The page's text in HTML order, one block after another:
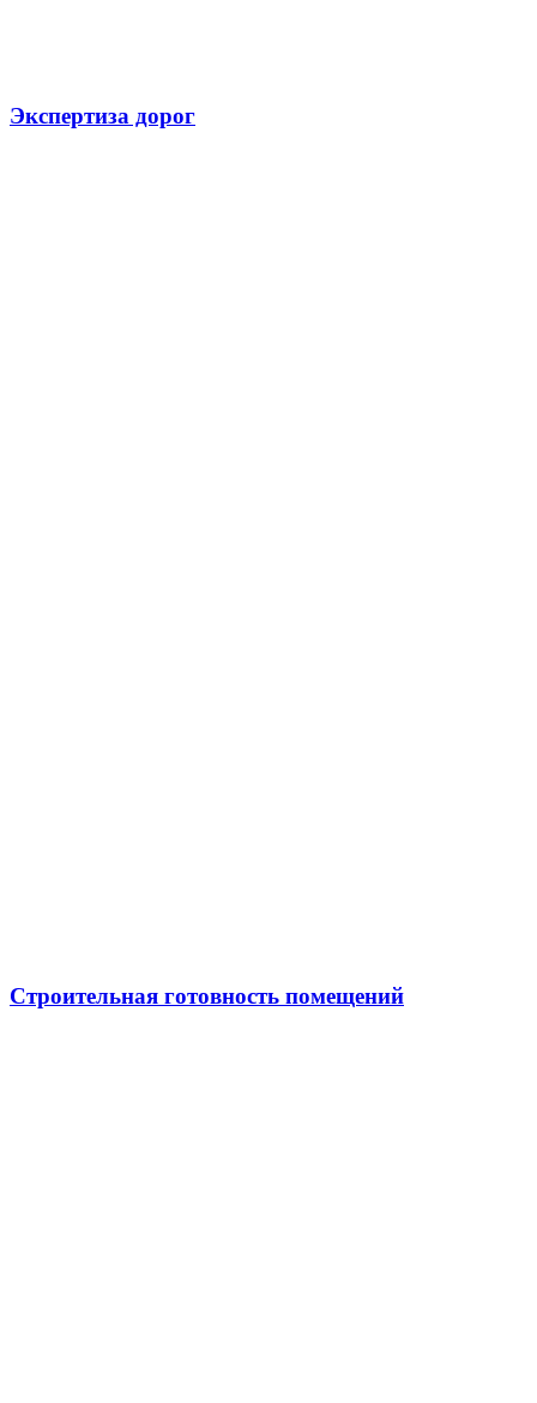
Экспертиза дорог
Строительная готовность помещений